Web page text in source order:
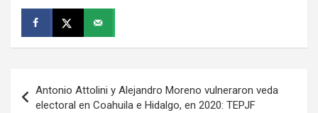
de
Antonio Attolini y Alejandro Moreno vulneraron veda
electoral en Coahuila e Hidalgo, en 2020: TEPJF